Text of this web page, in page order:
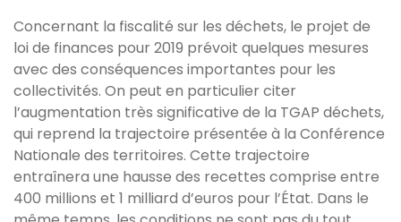
Concernant la fiscalité sur les déchets, le projet de
loi de finances pour 2019 prévoit quelques mesures
avec des conséquences importantes pour les
collectivités. On peut en particulier citer
l’augmentation très significative de la TGAP déchets,
qui reprend la trajectoire présentée à la Conférence
Nationale des territoires. Cette trajectoire
entraînera une hausse des recettes comprise entre
400 millions et 1 milliard d’euros pour l’État. Dans le